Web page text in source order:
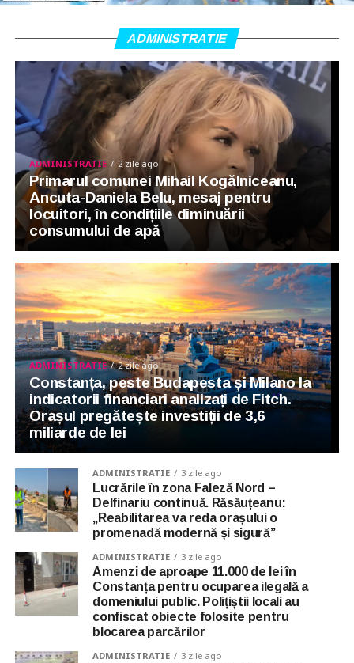
ADMINISTRATIE
ADMINISTRATIE 2 zile ago
Primarul comunei Mihail Kogălniceanu,
Ancuta-Daniela Belu, mesaj pentru
locuitori, în condițiile diminuării
consumului de apă
ADMINISTRATIE 2 zile ago
Constanța, peste Budapesta și Milano la
indicatorii financiari analizați de Fitch.
Orașul pregătește investiții de 3,6
miliarde de lei
ADMINISTRATIE 3 zile ago
Lucrările în zona Faleză Nord –
Delfinariu continuă. Răsăuțeanu:
„Reabilitarea va reda orașului o
promenadă modernă și sigură”
ADMINISTRATIE 3 zile ago
Amenzi de aproape 11.000 de lei în
Constanța pentru ocuparea ilegală a
domeniului public. Polițiștii locali au
confiscat obiecte folosite pentru
blocarea parcărilor
ADMINISTRATIE 3 zile ago